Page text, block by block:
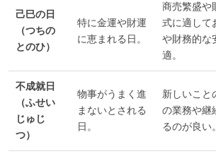
己巳の日
（つちの
とのひ）
特に金運や財運
に恵まれる日。
商売繁盛や
式に適して
や財務的な
適。
不成就日
（ふせい
じゅじ
つ）
物事がうまく進
まないとされる
日。
新しいこと
の業務や継
るのが良い。